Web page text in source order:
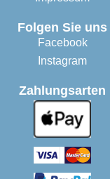
Folgen Sie uns
Facebook
Instagram
Zahlungsarten